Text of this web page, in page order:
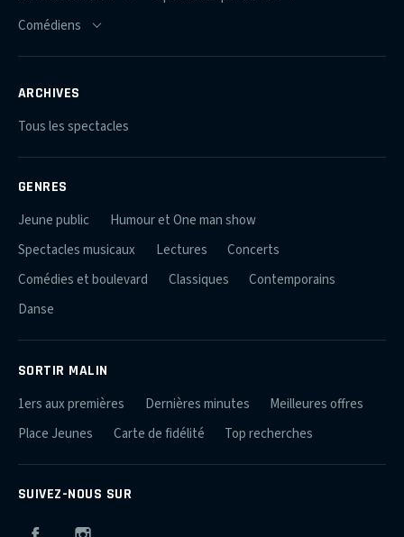
ARCHIVES
Tous les spectacles
GENRES
Jeune public
Humour et One man show
Spectacles musicaux
Lectures
Concerts
Comédies et boulevard
Classiques
Contemporains
Danse
SORTIR MALIN
1ers aux premières Dernières minutes
Meilleures offres
Place Jeunes
Carte de fidélité Top recherches
SUIVEZ-NOUS SUR
Facebook